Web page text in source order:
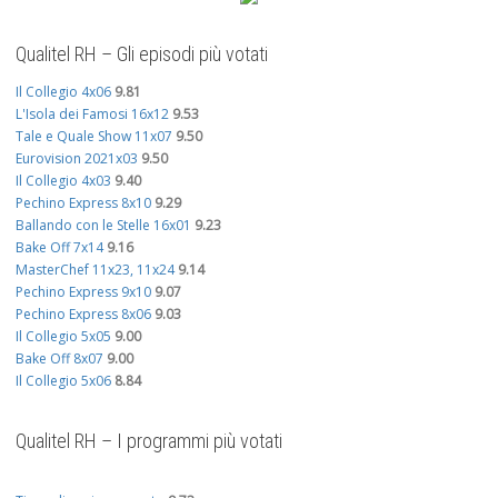
Qualitel RH – Gli episodi più votati
Il Collegio 4x06 9.81
L'Isola dei Famosi 16x12 9.53
Tale e Quale Show 11x07 9.50
Eurovision 2021x03 9.50
Il Collegio 4x03 9.40
Pechino Express 8x10 9.29
Ballando con le Stelle 16x01 9.23
Bake Off 7x14 9.16
MasterChef 11x23, 11x24 9.14
Pechino Express 9x10 9.07
Pechino Express 8x06 9.03
Il Collegio 5x05 9.00
Bake Off 8x07 9.00
Il Collegio 5x06 8.84
Qualitel RH – I programmi più votati